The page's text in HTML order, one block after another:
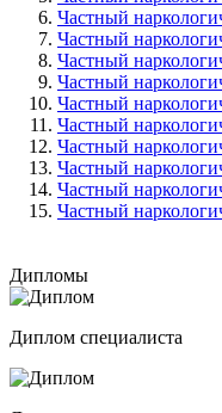
Частный
Частный
Частный
Частный
Частный
Частный
Частный
Частный
Частный
Частный
Дипломы
Диплом специалиста